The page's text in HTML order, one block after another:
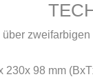
zweifarbigen
230x 98 mm